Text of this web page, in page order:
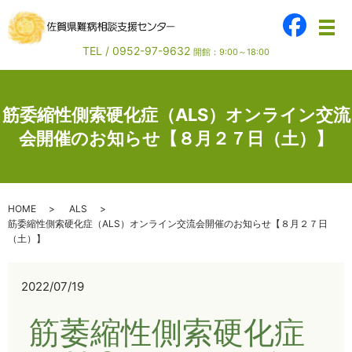
メ
TEL / 0952-97-9632 開館：9:00～18:00
筋委縮性側索硬化症（ALS）オンライン交流
会開催のお知らせ【８月２７日（土）】
HOME
ALS
筋委縮性側索硬化症（ALS）オンライン交流会開催のお知らせ【８月２７日
（土）】
2022/07/19
筋萎縮性側索硬化症